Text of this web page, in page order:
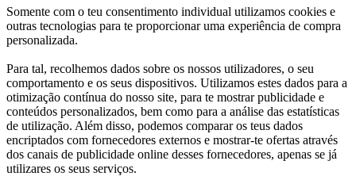
Somente com o teu consentimento individual utilizamos cookies e
outras tecnologias para te proporcionar uma experiência de compra
personalizada.
Para tal, recolhemos dados sobre os nossos utilizadores, o seu
comportamento e os seus dispositivos. Utilizamos estes dados para a
otimização contínua do nosso site, para te mostrar publicidade e
conteúdos personalizados, bem como para a análise das estatísticas
de utilização. Além disso, podemos comparar os teus dados
encriptados com fornecedores externos e mostrar-te ofertas através
dos canais de publicidade online desses fornecedores, apenas se já
utilizares os seus serviços.